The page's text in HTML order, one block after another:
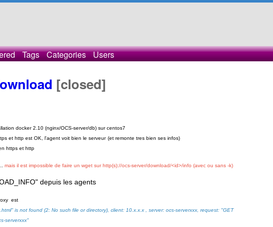
Tags Categories Users
[closed]
docker 2.10 (nginx/OCS-server/db) sur centos7
et http est OK, l'agent voit bien le serveur (et remonte tres bien ses infos)
https et http
mais il est impossible de faire un wget sur http(s)://ocs-server/download/<id>/info (avec ou sans -k)
depuis les agents
est
is not found (2: No such file or directory), client: 10.x.x.x , server: ocs-serverxxx, request: "GET
serverxxx"